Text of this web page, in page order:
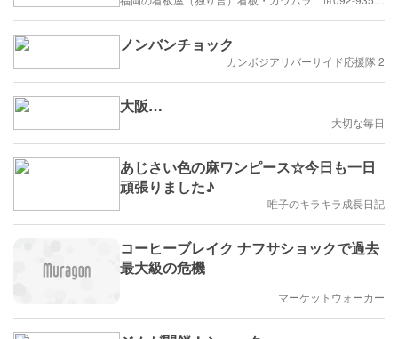
ノンバンチョック
カンボジアリバーサイド応援隊 2
大阪…
大切な毎日
あじさい色の麻ワンピース☆今日も一日
頑張りました♪
唯子のキラキラ成長日記
コーヒーブレイク ナフサショックで過去
最大級の危機
マーケットウォーカー